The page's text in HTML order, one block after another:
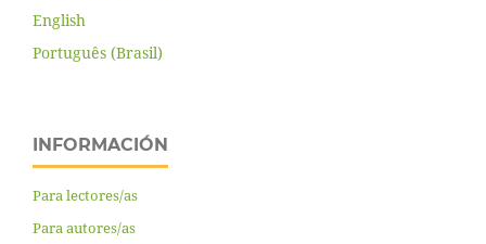
English
Português (Brasil)
INFORMACIÓN
Para lectores/as
Para autores/as